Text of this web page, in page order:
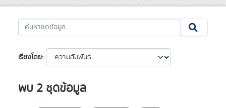
เรียงโดย
พบ 2 ชุดข้อมูล